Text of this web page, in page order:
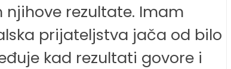
njihove rezultate. Imam
prijateljstva jača od bilo
kad rezultati govore i